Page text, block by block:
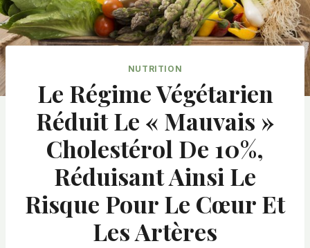
NUTRITION
Le Régime Végétarien
Réduit Le « Mauvais »
Cholestérol De 10%,
Réduisant Ainsi Le
Risque Pour Le Cœur Et
Les Artères